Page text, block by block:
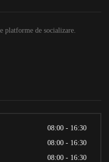
platforme de socializare.
08:00 - 16:30
08:00 - 16:30
08:00 - 16:30